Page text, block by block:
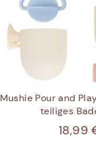
Mushie Pour and
teiliges
18,99